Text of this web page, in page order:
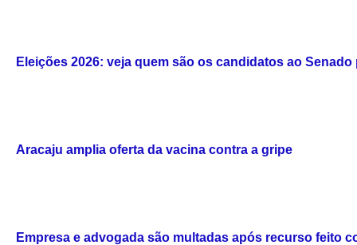
Eleições 2026: veja quem são os candidatos ao Senado
Aracaju amplia oferta da vacina contra a gripe
Empresa e advogada são multadas após recurso feito